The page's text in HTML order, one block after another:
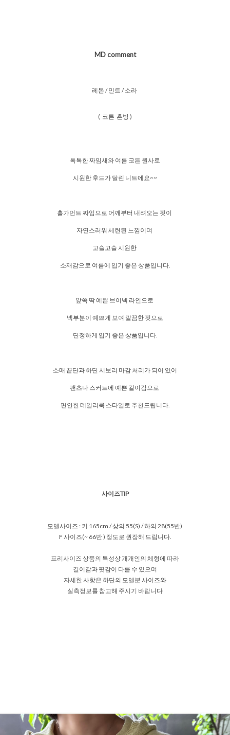
MD comment
레몬 / 민트 / 소라
( 코튼 혼방 )
톡톡한 짜임새와 여름 코튼 원사로
시원한 후드가 달린 니트에요~~
홀가먼트 짜임으로 어깨부터 내려오는 핏이
자연스러워 세련된 느낌이며
고슬고슬 시원한
소재감으로 여름에 입기 좋은 상품입니다.
앞쪽 딱 예쁜 브이넥 라인으로
넥부분이 예쁘게 보여 깔끔한 핏으로
단정하게 입기 좋은 상품입니다.
소매 끝단과 하단 시보리 마감 처리가 되어 있어
팬츠나 스커트에 예쁜 길이감으로
편안한 데일리룩 스타일로 추천드립니다.
사이즈TIP
모델사이즈 : 키 165cm / 상의 55(S) / 하의 28(55반)
F 사이즈(~ 66반 ) 정도로 권장해 드립니다.
프리사이즈 상품의 특성상 개개인의 체형에 따라
길이감과 핏감이 다를 수 있으며
자세한 사항은 하단의 모델분 사이즈와
실측정보를 참고해 주시기 바랍니다